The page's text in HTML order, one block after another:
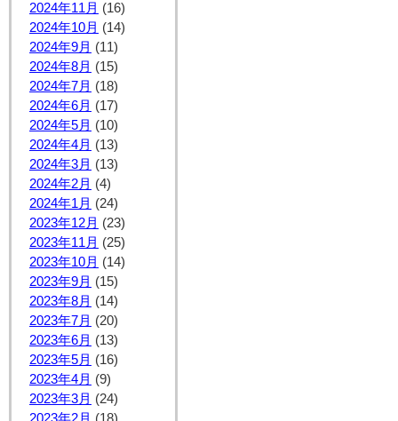
2024年11月 (16)
2024年10月 (14)
2024年9月 (11)
2024年8月 (15)
2024年7月 (18)
2024年6月 (17)
2024年5月 (10)
2024年4月 (13)
2024年3月 (13)
2024年2月 (4)
2024年1月 (24)
2023年12月 (23)
2023年11月 (25)
2023年10月 (14)
2023年9月 (15)
2023年8月 (14)
2023年7月 (20)
2023年6月 (13)
2023年5月 (16)
2023年4月 (9)
2023年3月 (24)